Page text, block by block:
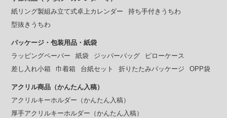
紙リング製組み立て式卓上カレンダー
持ち手付きうちわ
型抜きうちわ
パッケージ・包装用品・紙袋
ラッピングペーパー
紙袋 ジッパーバッグ
ピローケース
差し入れ小箱
巾着箱 台紙セット 折りたたみパッケージ OPP袋
アクリル商品（かんたん入稿）
アクリルキーホルダー（かんたん入稿）
厚手アクリルキーホルダー（かんたん入稿）